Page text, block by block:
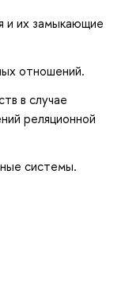
и их замыкающие
отношений.
в случае
реляционной
системы.